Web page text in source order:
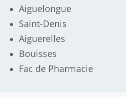
Aiguelongue
Saint-Denis
Aiguerelles
Bouisses
Fac de Pharmacie